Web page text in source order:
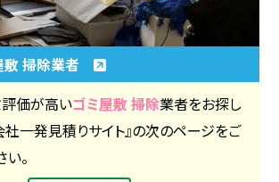
敷 掃除業者
価が高いゴミ屋敷 掃除業者をお探し
社一発見積りサイト』の次のページをご
。